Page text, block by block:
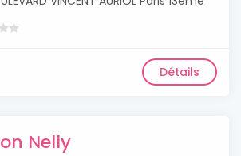
Détails
Nelly